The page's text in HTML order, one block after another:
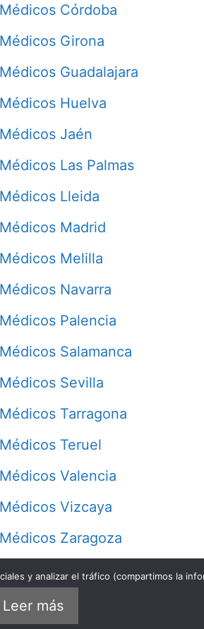
Córdoba
Girona
Guadalajara
Huelva
Jaén
Las Palmas
Lleida
Madrid
Melilla
Navarra
Palencia
Salamanca
Sevilla
Tarragona
Teruel
Valencia
Vizcaya
Zaragoza
de cookies
y analizar el tráfico (compartimos la
Leer más